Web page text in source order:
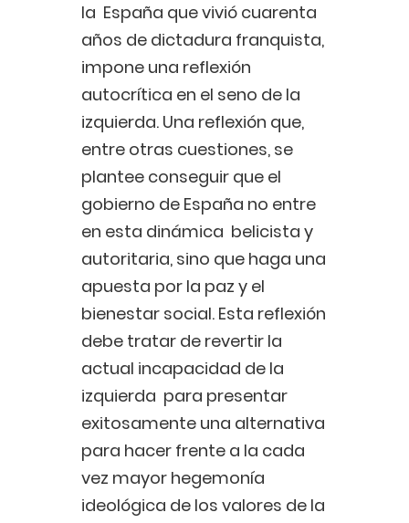
la España que vivió cuarenta
años de dictadura franquista,
impone una reflexión
autocrítica en el seno de la
izquierda. Una reflexión que,
entre otras cuestiones, se
plantee conseguir que el
gobierno de España no entre
en esta dinámica belicista y
autoritaria, sino que haga una
apuesta por la paz y el
bienestar social. Esta reflexión
debe tratar de revertir la
actual incapacidad de la
izquierda para presentar
exitosamente una alternativa
para hacer frente a la cada
vez mayor hegemonía
ideológica de los valores de la